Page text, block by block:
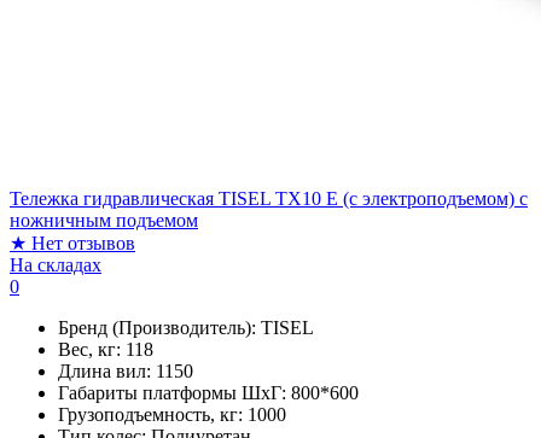
Тележка гидравлическая TISEL TX10 E (с электроподъемом) c
ножничным подъемом
★ Нет отзывов
На складах
0
Бренд (Производитель): TISEL
Вес, кг: 118
Длина вил: 1150
Габариты платформы ШxГ: 800*600
Грузоподъемность, кг: 1000